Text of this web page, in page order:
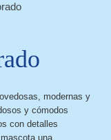
modernas y
y cómodos
con detalles
una